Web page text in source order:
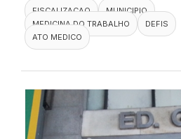
FISCALIZACAO
MUNICIPIO
MEDICINA DO TRABALHO
DEFIS
ATO MEDICO